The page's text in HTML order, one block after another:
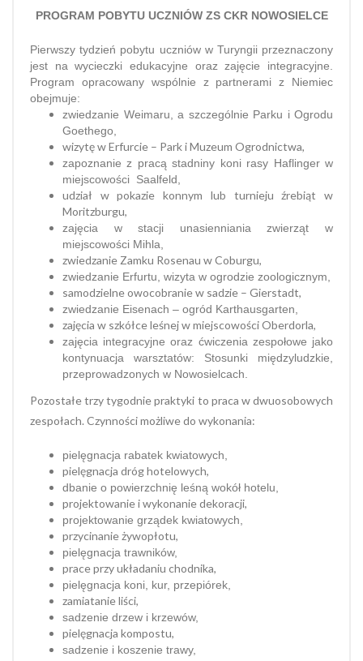
PROGRAM POBYTU UCZNIÓW ZS CKR NOWOSIELCE
Pierwszy tydzień pobytu uczniów w Turyngii przeznaczony
jest na wycieczki edukacyjne oraz zajęcie integracyjne.
Program opracowany wspólnie z partnerami z Niemiec
obejmuje:
zwiedzanie Weimaru, a szczególnie Parku i Ogrodu
Goethego,
wizytę w Erfurcie – Park i Muzeum Ogrodnictwa,
zapoznanie z pracą stadniny koni rasy Haflinger w
miejscowości Saalfeld,
udział w pokazie konnym lub turnieju źrebiąt w
Moritzburgu,
zajęcia w stacji unasienniania zwierząt w
miejscowości Mihla,
zwiedzanie Zamku Rosenau w Coburgu,
zwiedzanie Erfurtu, wizyta w ogrodzie zoologicznym,
samodzielne owocobranie w sadzie – Gierstadt,
zwiedzanie Eisenach – ogród Karthausgarten,
zajęcia w szkółce leśnej w miejscowości Oberdorla,
zajęcia integracyjne oraz ćwiczenia zespołowe jako
kontynuacja warsztatów: Stosunki międzyludzkie,
przeprowadzonych w Nowosielcach.
Pozostałe trzy tygodnie praktyki to praca w dwuosobowych
zespołach. Czynności możliwe do wykonania:
pielęgnacja rabatek kwiatowych,
pielęgnacja dróg hotelowych,
dbanie o powierzchnię leśną wokół hotelu,
projektowanie i wykonanie dekoracji,
projektowanie grządek kwiatowych,
przycinanie żywopłotu,
pielęgnacja trawników,
prace przy układaniu chodnika,
pielęgnacja koni, kur, przepiórek,
zamiatanie liści,
sadzenie drzew i krzewów,
pielęgnacja kompostu,
sadzenie i koszenie trawy,